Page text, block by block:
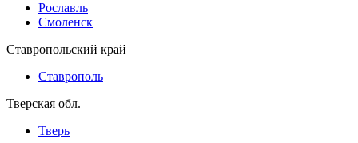
Рославль
Смоленск
Ставропольский край
Ставрополь
Тверская обл.
Тверь